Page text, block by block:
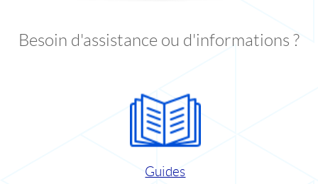
Besoin d'assistance ou d'informations ?
Guides